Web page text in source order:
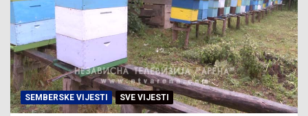
SEMBERSKE VIJESTI SVE VIJESTI